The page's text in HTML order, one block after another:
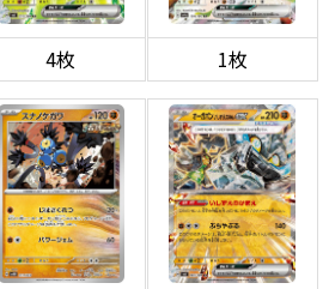
4枚 1枚